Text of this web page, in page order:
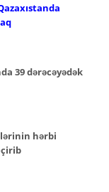
39 dərəcəyədək
hərbi